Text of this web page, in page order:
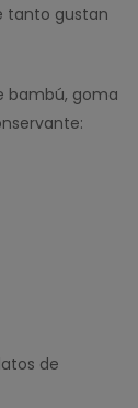
tanto gustan
bambú, goma
de